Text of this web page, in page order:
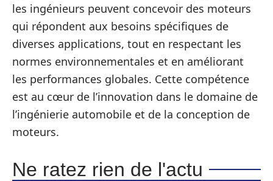
les ingénieurs peuvent concevoir des moteurs
qui répondent aux besoins spécifiques de
diverses applications, tout en respectant les
normes environnementales et en améliorant
les performances globales. Cette compétence
est au cœur de l’innovation dans le domaine de
l’ingénierie automobile et de la conception de
moteurs.
Ne ratez rien de l'actu